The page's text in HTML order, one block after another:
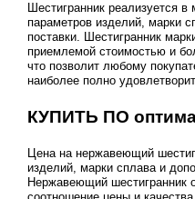
Шестигранник реализуется в
параметров изделий, марки
поставки. Шестигранник
приемлемой стоимостью и
что позволит любому
наиболее полно
КУПИТЬ ПО
Цена на нержавеющий
изделий, марки сплава и
Нержавеющий шестигранник